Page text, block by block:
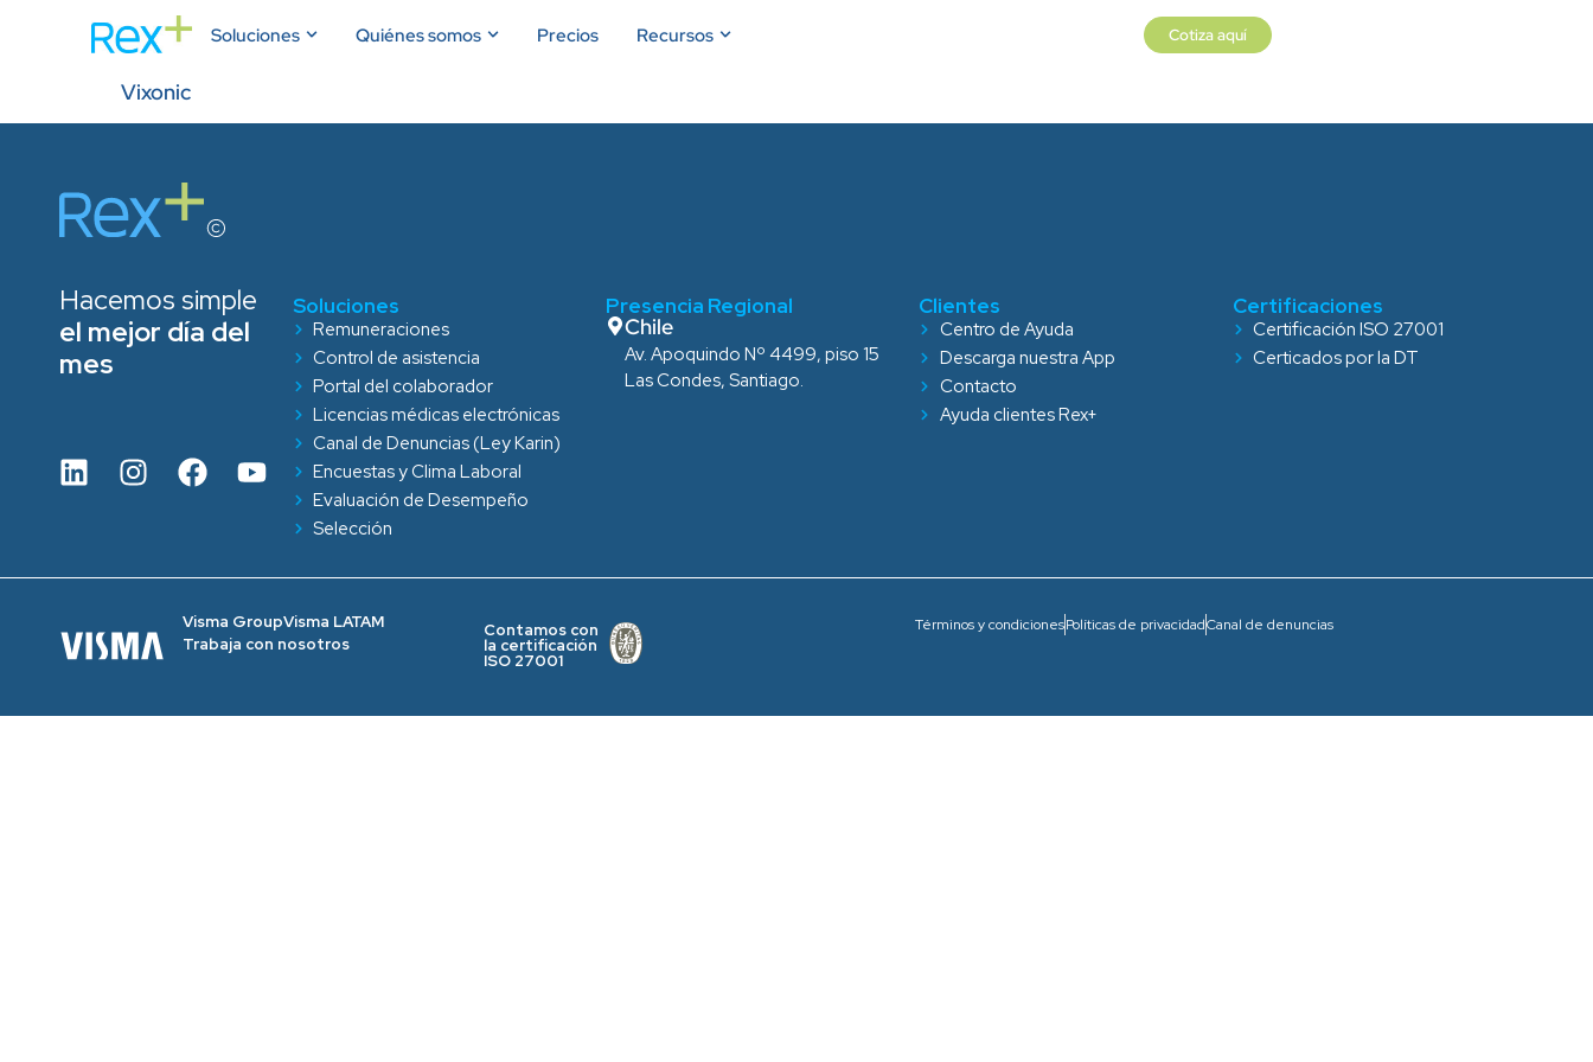
Soluciones Quiénes somos Precios Recursos Cotiza aquí
Vixonic
Hacemos simple
el mejor día del
mes
Soluciones
Remuneraciones
Control de asistencia
Portal del colaborador
Licencias médicas electrónicas
Canal de Denuncias (Ley Karin)
Encuestas y Clima Laboral
Evaluación de Desempeño
Selección
Presencia Regional
Chile
Av. Apoquindo Nº 4499, piso 15
Las Condes, Santiago.
Clientes
Centro de Ayuda
Descarga nuestra App
Contacto
Ayuda clientes Rex+
Certificaciones
Certificación ISO 27001
Certicados por la DT
Visma GroupVisma LATAM
Trabaja con nosotros
Contamos con
la certificación
ISO 27001
Términos y condicionesPolíticas de privacidadCanal de denuncias